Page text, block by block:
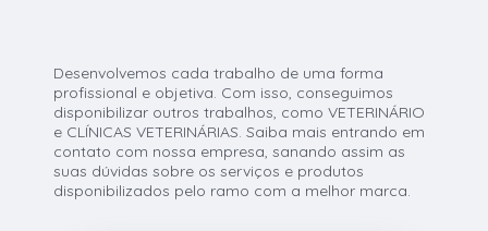
Desenvolvemos cada trabalho de uma forma
profissional e objetiva. Com isso, conseguimos
disponibilizar outros trabalhos, como VETERINÁRIO
e CLÍNICAS VETERINÁRIAS. Saiba mais entrando em
contato com nossa empresa, sanando assim as
suas dúvidas sobre os serviços e produtos
disponibilizados pelo ramo com a melhor marca.